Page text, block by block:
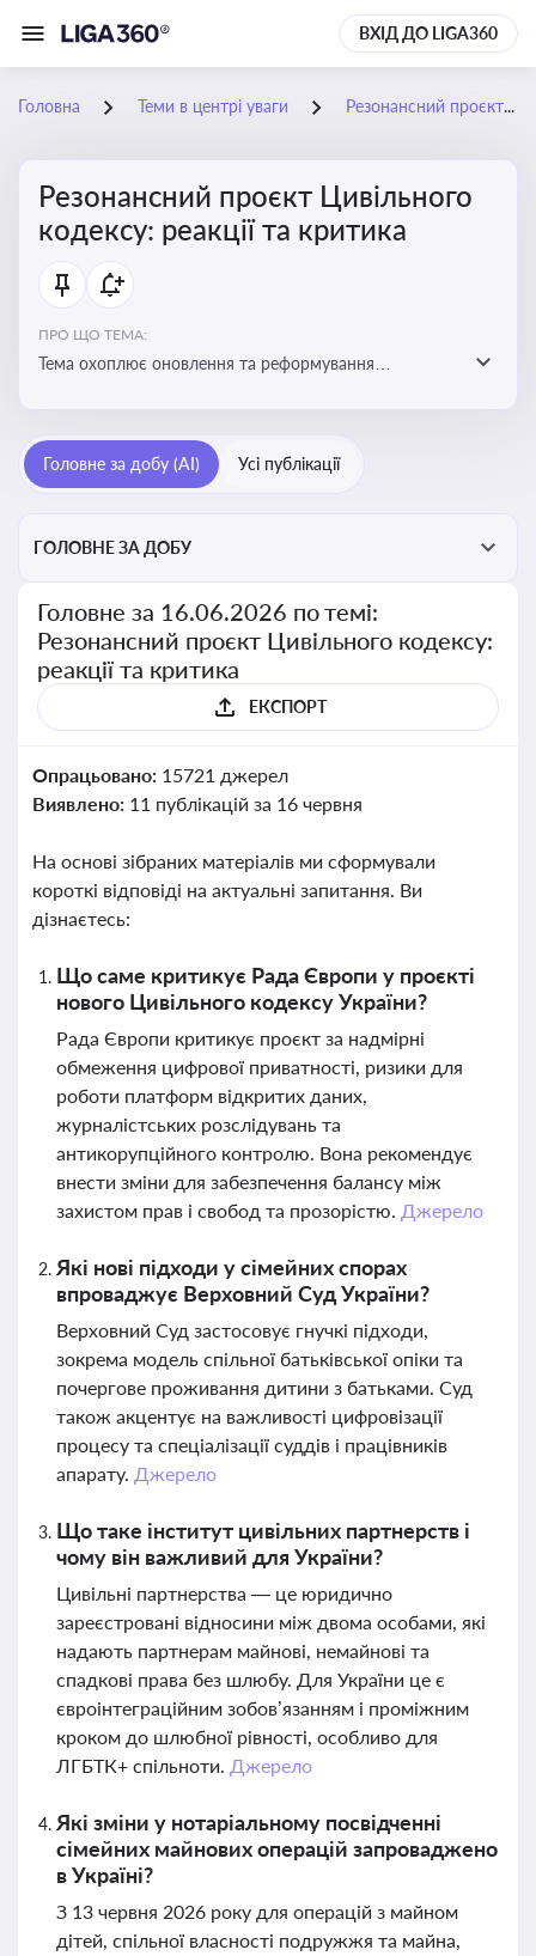
ВХІД ДО LIGA360
Головна Теми в центрі уваги Резонансний проєкт Цивільного кодексу: реакції та критика
Резонансний проєкт Цивільного
кодексу: реакції та критика
ПРО ЩО ТЕМА:
Тема охоплює оновлення та реформування
договірних відносин та правового статусу учасників
цивільних правовідносин
Головне за добу (AI) Усі публікації
ГОЛОВНЕ ЗА ДОБУ
Головне за 16.06.2026 по темі:
Резонансний проєкт Цивільного кодексу:
реакції та критика
ЕКСПОРТ
Опрацьовано: 15721 джерел
Виявлено: 11 публікацій за 16 червня
На основі зібраних матеріалів ми сформували
короткі відповіді на актуальні запитання. Ви
дізнаєтесь:
Що саме критикує Рада Європи у проєкті
нового Цивільного кодексу України?
Рада Європи критикує проєкт за надмірні
обмеження цифрової приватності, ризики для
роботи платформ відкритих даних,
журналістських розслідувань та
антикорупційного контролю. Вона рекомендує
внести зміни для забезпечення балансу між
захистом прав і свобод та прозорістю. Джерело
Які нові підходи у сімейних спорах
впроваджує Верховний Суд України?
Верховний Суд застосовує гнучкі підходи,
зокрема модель спільної батьківської опіки та
почергове проживання дитини з батьками. Суд
також акцентує на важливості цифровізації
процесу та спеціалізації суддів і працівників
апарату. Джерело
Що таке інститут цивільних партнерств і
чому він важливий для України?
Цивільні партнерства — це юридично
зареєстровані відносини між двома особами, які
надають партнерам майнові, немайнові та
спадкові права без шлюбу. Для України це є
євроінтеграційним зобов’язанням і проміжним
кроком до шлюбної рівності, особливо для
ЛГБТК+ спільноти. Джерело
Які зміни у нотаріальному посвідченні
сімейних майнових операцій запроваджено
в Україні?
З 13 червня 2026 року для операцій з майном
дітей, спільної власності подружжя та майна,